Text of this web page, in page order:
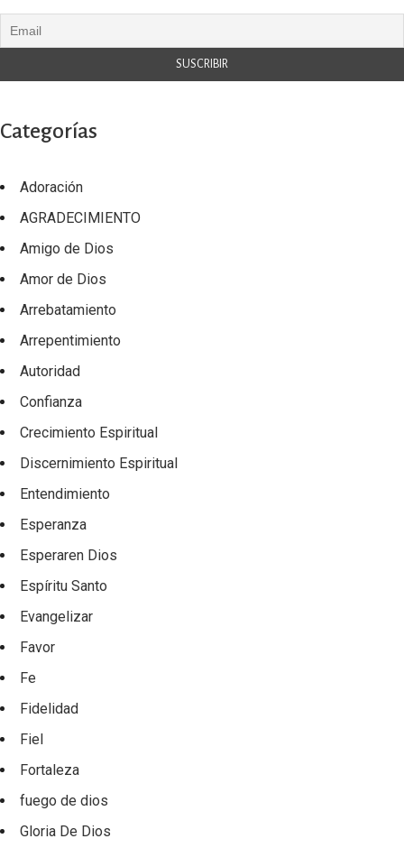
Categorías
Adoración
AGRADECIMIENTO
Amigo de Dios
Amor de Dios
Arrebatamiento
Arrepentimiento
Autoridad
Confianza
Crecimiento Espiritual
Discernimiento Espiritual
Entendimiento
Esperanza
Esperaren Dios
Espíritu Santo
Evangelizar
Favor
Fe
Fidelidad
Fiel
Fortaleza
fuego de dios
Gloria De Dios